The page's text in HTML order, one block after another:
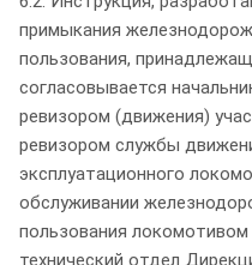
примыкания
пользования,
согласовывается
ревизором (движения)
ревизором службы
эксплуатационного
обслуживании
пользования
технический отдел